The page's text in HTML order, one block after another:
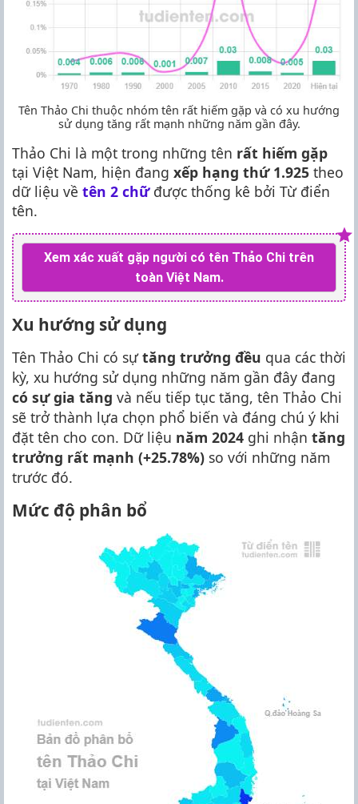
Tên Thảo Chi thuộc nhóm tên rất hiếm gặp và có xu hướng
sử dụng tăng rất mạnh những năm gần đây.
Thảo Chi là một trong những tên rất hiếm gặp
tại Việt Nam, hiện đang xếp hạng thứ 1.925 theo
dữ liệu về tên 2 chữđược thống kê bởi Từ điển
tên.
Xem xác xuất gặp người có tên Thảo Chi trên
toàn Việt Nam.
Xu hướng sử dụng
Tên Thảo Chi có sựtăng trưởng đều qua các thời
kỳ, xu hướng sử dụng những năm gần đây đang
có sự gia tăng và nếu tiếp tục tăng, tên Thảo Chi
sẽ trở thành lựa chọn phổ biến và đáng chú ý khi
đặt tên cho con. Dữ liệu năm 2024 ghi nhận tăng
trưởng rất mạnh (+25.78%) so với những năm
trước đó.
Mức độ phân bổ